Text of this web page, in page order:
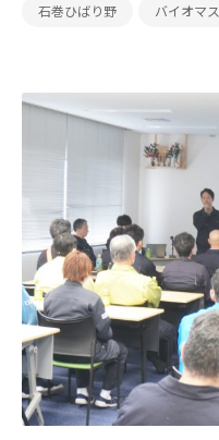
石巻ひばり野 バイオマス